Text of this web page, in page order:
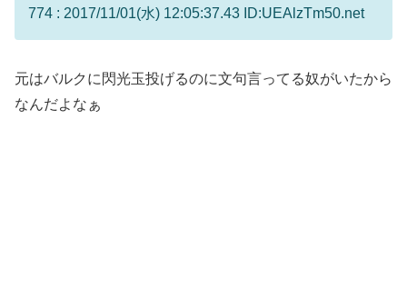
774 : 2017/11/01(水) 12:05:37.43 ID:UEAlzTm50.net
元はバルクに閃光玉投げるのに文句言ってる奴がいたから
なんだよなぁ